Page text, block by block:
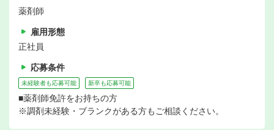
薬剤師
雇用形態
正社員
応募条件
未経験者も応募可能 新卒も応募可能
■薬剤師免許をお持ちの方
※調剤未経験・ブランクがある方もご相談ください。